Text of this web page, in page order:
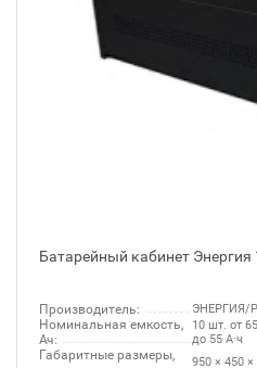
Батарейный кабинет Энергия
Производитель: ЭНЕРГИЯ/
Номинальная емкость,
Ач:
10 шт. от
до 55 А·ч
Габаритные размеры,
950 × 450 ×